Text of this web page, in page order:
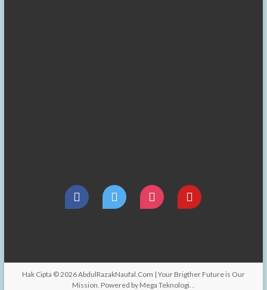
Hak Cipta © 2026AbdulRazakNaufal.Com | Your Brigther Future is Our
Mission. Powered by Mega Teknologi..